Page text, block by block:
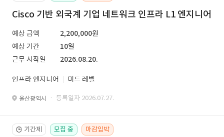
Cisco 기반 외국계 기업 네트워크 인프라 L1 엔지니어
예상 금액
2,200,000원
예상 기간
10일
근무 시작일
2026.08.20.
인프라 엔지니어 미드 레벨
울산광역시 · 등록일자 2026.07.27.
🕒 기간제 모집 중 마감임박